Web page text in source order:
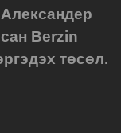
Berzin
төсөл.